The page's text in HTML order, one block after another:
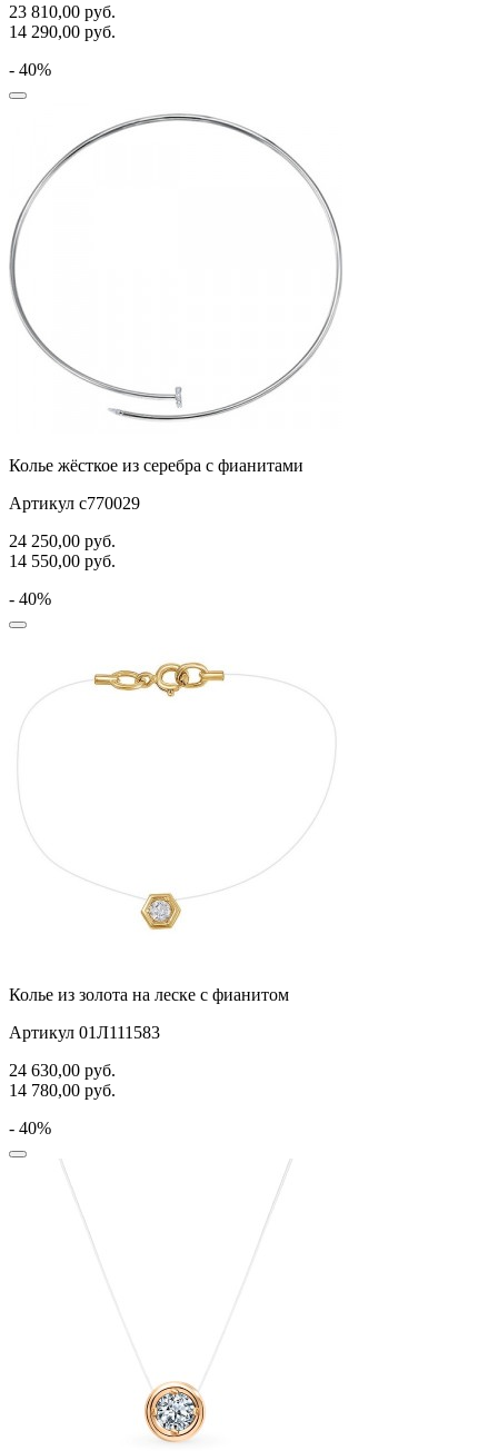
23 810,00 руб.
14 290,00 руб.
- 40%
Колье жёсткое из серебра с фианитами
Артикул с770029
24 250,00 руб.
14 550,00 руб.
- 40%
Колье из золота на леске с фианитом
Артикул 01Л111583
24 630,00 руб.
14 780,00 руб.
- 40%